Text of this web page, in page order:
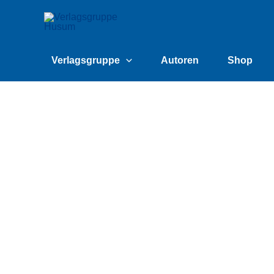
Verlagsgruppe Autoren Shop